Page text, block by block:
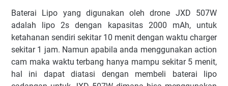
Baterai Lipo yang digunakan oleh drone JXD 507W
adalah lipo 2s dengan kapasitas 2000 mAh, untuk
ketahanan sendiri sekitar 10 menit dengan waktu charger
sekitar 1 jam. Namun apabila anda menggunakan action
cam maka waktu terbang hanya mampu sekitar 5 menit,
hal ini dapat diatasi dengan membeli baterai lipo